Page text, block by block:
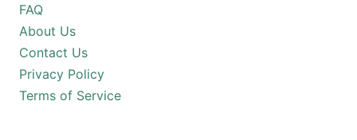
FAQ
About Us
Contact Us
Privacy Policy
Terms of Service